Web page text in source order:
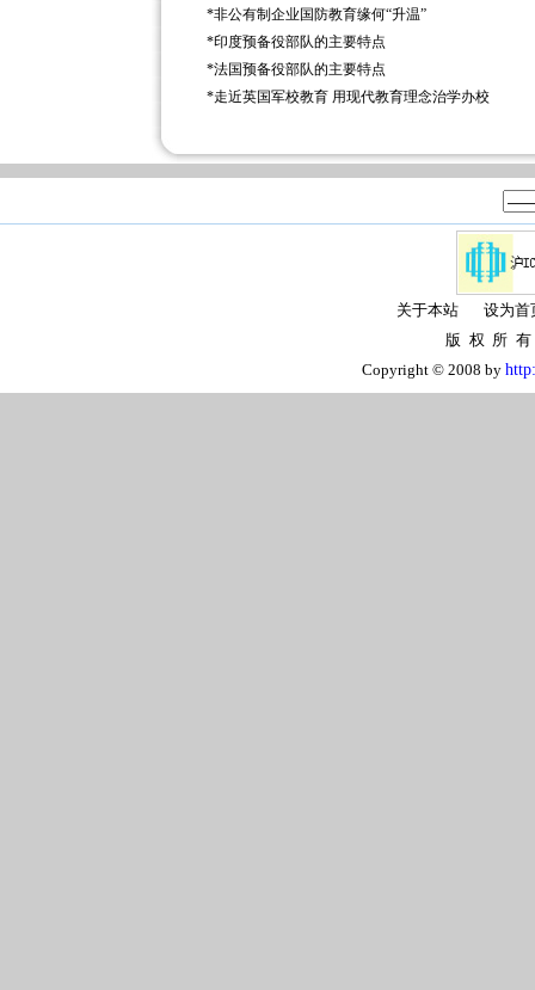
*非公有制企业国防教育缘何“升温”
*印度预备役部队的主要特点
*法国预备役部队的主要特点
*走近英国军校教育 用现代教育理念治学办校